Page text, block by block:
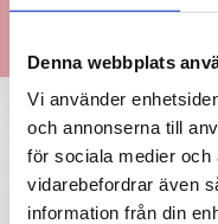
Denna webbplats
Vi använder
och annonserna till
för sociala medier
vidarebefordrar även
information från din